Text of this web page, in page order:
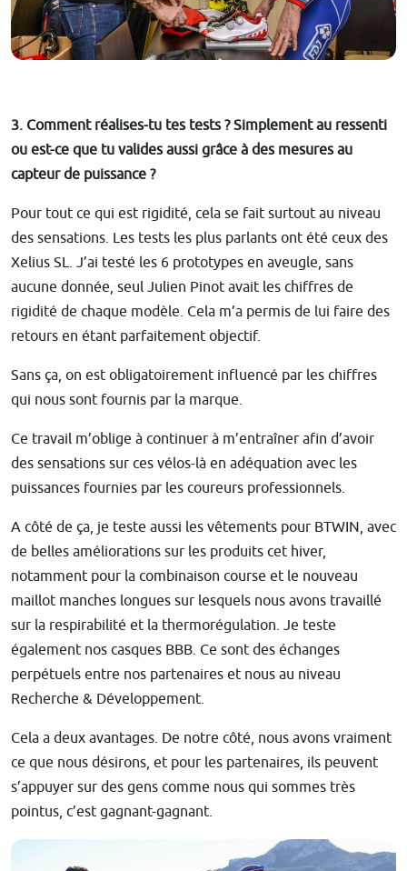
3. Comment réalises-tu tes tests ? Simplement au ressenti
ou est-ce que tu valides aussi grâce à des mesures au
capteur de puissance ?
Pour tout ce qui est rigidité, cela se fait surtout au niveau
des sensations. Les tests les plus parlants ont été ceux des
Xelius SL. J’ai testé les 6 prototypes en aveugle, sans
aucune donnée, seul Julien Pinot avait les chiffres de
rigidité de chaque modèle. Cela m’a permis de lui faire des
retours en étant parfaitement objectif.
Sans ça, on est obligatoirement influencé par les chiffres
qui nous sont fournis par la marque.
Ce travail m’oblige à continuer à m’entraîner afin d’avoir
des sensations sur ces vélos-là en adéquation avec les
puissances fournies par les coureurs professionnels.
A côté de ça, je teste aussi les vêtements pour BTWIN, avec
de belles améliorations sur les produits cet hiver,
notamment pour la combinaison course et le nouveau
maillot manches longues sur lesquels nous avons travaillé
sur la respirabilité et la thermorégulation. Je teste
également nos casques BBB. Ce sont des échanges
perpétuels entre nos partenaires et nous au niveau
Recherche & Développement.
Cela a deux avantages. De notre côté, nous avons vraiment
ce que nous désirons, et pour les partenaires, ils peuvent
s’appuyer sur des gens comme nous qui sommes très
pointus, c’est gagnant-gagnant.